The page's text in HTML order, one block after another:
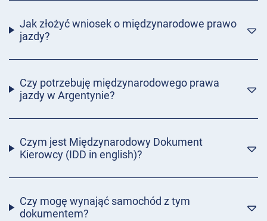
Jak złożyć wniosek o międzynarodowe prawo
jazdy?
Czy potrzebuję międzynarodowego prawa
jazdy w Argentynie?
Czym jest Międzynarodowy Dokument
Kierowcy (IDD in english)?
Czy mogę wynająć samochód z tym
dokumentem?